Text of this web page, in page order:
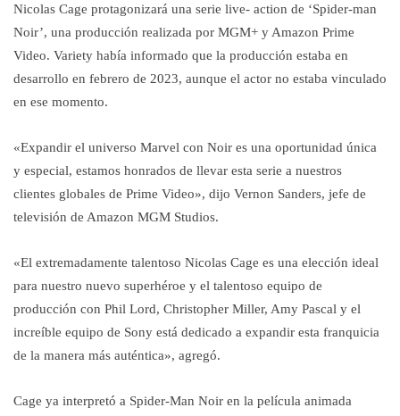
Nicolas Cage protagonizará una serie live- action de ‘Spider-man
Noir’, una producción realizada por MGM+ y Amazon Prime
Video. Variety había informado que la producción estaba en
desarrollo en febrero de 2023, aunque el actor no estaba vinculado
en ese momento.
«Expandir el universo Marvel con Noir es una oportunidad única
y especial, estamos honrados de llevar esta serie a nuestros
clientes globales de Prime Video», dijo Vernon Sanders, jefe de
televisión de Amazon MGM Studios.
«El extremadamente talentoso Nicolas Cage es una elección ideal
para nuestro nuevo superhéroe y el talentoso equipo de
producción con Phil Lord, Christopher Miller, Amy Pascal y el
increíble equipo de Sony está dedicado a expandir esta franquicia
de la manera más auténtica», agregó.
Cage ya interpretó a Spider-Man Noir en la película animada